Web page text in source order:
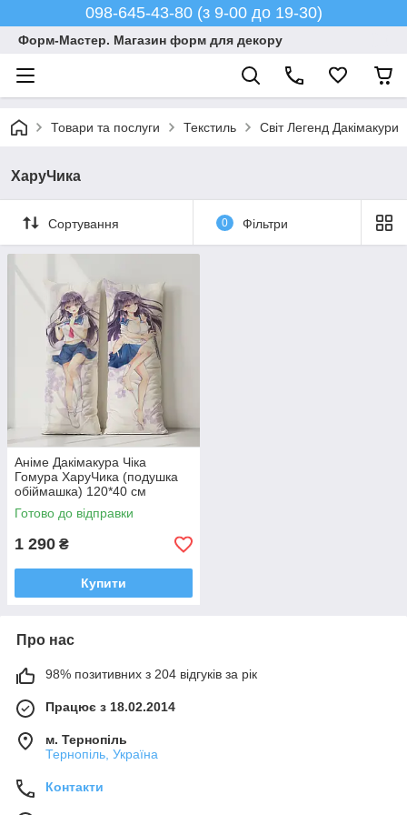
098-645-43-80 (з 9-00 до 19-30)
Форм-Мастер. Магазин форм для декору
Товари та послуги Текстиль Світ Легенд Дакімакури
ХаруЧика
Сортування 0 Фільтри
Аніме Дакімакура Чіка
Гомура ХаруЧика (подушка
обіймашка) 120*40 см
Готово до відправки
1 290 ₴
Купити
Про нас
98% позитивних з 204 відгуків за рік
Працює з 18.02.2014
м. Тернопіль
Тернопіль, Україна
Контакти